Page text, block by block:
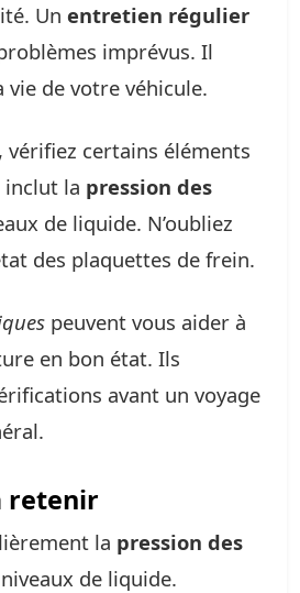
Un entretien régulier
imprévus. Il
vie de votre véhicule.
vérifiez certains éléments
inclut la pression des
de liquide. N’oubliez
des plaquettes de frein.
peuvent vous aider à
en bon état. Ils
avant un voyage
retenir
la pression des
de liquide.